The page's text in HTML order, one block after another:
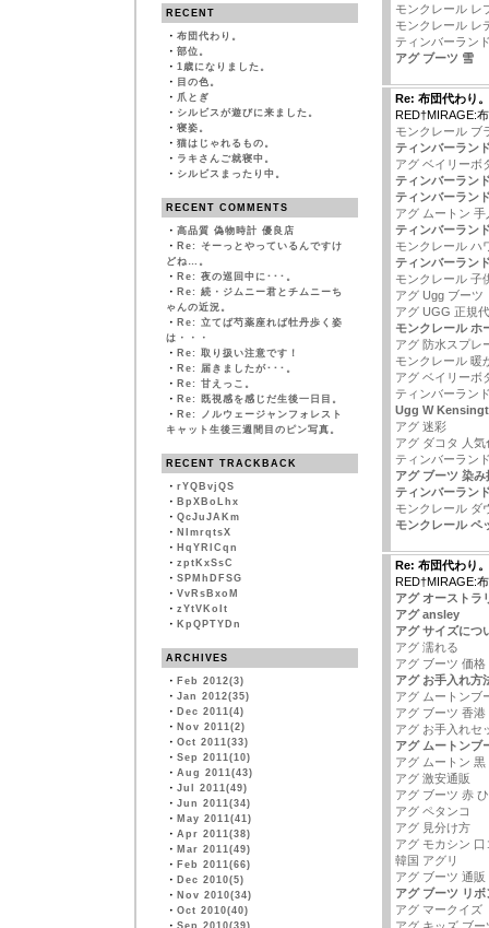
RECENT
・布団代わり。
・部位。
・1歳になりました。
・ 目の色。
・ 爪とぎ
・ シルビスが遊びに来ました。
・寝姿。
・猫はじゃれるもの。
・ ラキさんご就寝中。
・ シルビスまったり中。
RECENT COMMENTS
・高品質 偽物時計 優良店
・ Re: そーっとやっているんですけ
どね…。
・ Re: 夜の巡回中に･･･。
・ Re: 続・ジムニー君とチムニーち
ゃんの近況。
・ Re: 立てば芍薬座れば牡丹歩く姿
は・・・
・ Re: 取り扱い注意です！
・ Re: 届きましたが･･･。
・ Re: 甘えっこ。
・ Re: 既視感を感じだ生後一日目。
・ Re: ノルウェージャンフォレスト
キャット生後三週間目のピン写真。
RECENT TRACKBACK
・rYQBvjQS
・ BpXBoLhx
・QcJuJAKm
・ NImrqtsX
・ HqYRlCqn
・zptKxSsC
・SPMhDFSG
・VvRsBxoM
・zYtVKoIt
・ KpQPTYDn
ARCHIVES
・ Feb 2012(3)
・Jan 2012(35)
・ Dec 2011(4)
・ Nov 2011(2)
・Oct 2011(33)
・Sep 2011(10)
・Aug 2011(43)
・Jul 2011(49)
・Jun 2011(34)
・ May 2011(41)
・Apr 2011(38)
・ Mar 2011(49)
・ Feb 2011(66)
・ Dec 2010(5)
・ Nov 2010(34)
・Oct 2010(40)
・Sep 2010(39)
モンクレール レ
モンクレール レ
ティンバーラン
アグ ブーツ 雪
Re: 布団代わり。
RED†MIRAGE:
モンクレール ブ
ティンバーラン
アグ ベイリーボ
ティンバーラン
ティンバーラン
アグ ムートン 手
ティンバーラン
モンクレール ハ
ティンバーラン
モンクレール 子
アグ Ugg ブーツ
アグ UGG 正規
モンクレール ホ
アグ 防水スプレ
モンクレール 暖
アグ ベイリーボ
ティンバーラン
Ugg W
アグ 迷彩
アグ ダコタ 人気
ティンバーラン
アグ ブーツ 染み
ティンバーラン
モンクレール ダ
モンクレール ペ
Re: 布団代わり。
RED†MIRAGE:
アグ オーストラ
アグ ansley
アグ サイズにつ
アグ 濡れる
アグ ブーツ 価格
アグ お手入れ方
アグ ムートンブ
アグ ブーツ 香港
アグ お手入れセ
アグ ムートンブ
アグ ムートン 黒
アグ 激安通販
アグ ブーツ 赤 ひ
アグ ペタンコ
アグ 見分け方
アグ モカシン 口
韓国 アグリ
アグ ブーツ 通販
アグ ブーツ リボ
アグ マークイズ